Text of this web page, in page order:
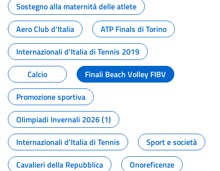
Sostegno alla maternità delle atlete
Aero Club d'Italia
ATP Finals di Torino
Internazionali d'Italia di Tennis 2019
Calcio
Finali Beach Volley FIBV
Promozione sportiva
Olimpiadi Invernali 2026 (1)
Internazionali d'Italia di Tennis
Sport e società
Cavalieri della Repubblica
Onoreficenze